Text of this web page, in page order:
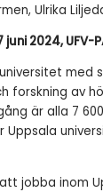
Ulrika
2024, UFV-
med
forskning av
är alla 7
jobba inom